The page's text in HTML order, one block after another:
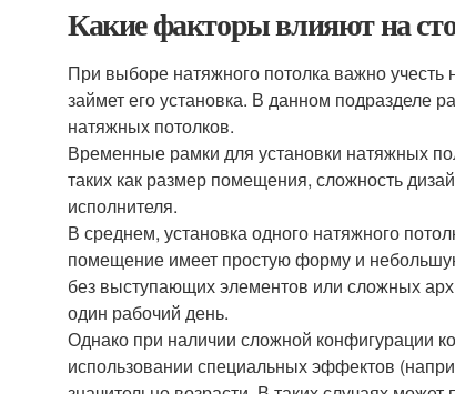
Какие факторы влияют на
При выборе натяжного потолка важно учесть
займет его установка. В данном подразделе
натяжных потолков.
Временные рамки для установки натяжных
таких как размер помещения, сложность
исполнителя.
В среднем, установка одного натяжного
помещение имеет простую форму и
без выступающих элементов или сложных
один рабочий день.
Однако при наличии сложной конфигурации
использовании специальных эффектов